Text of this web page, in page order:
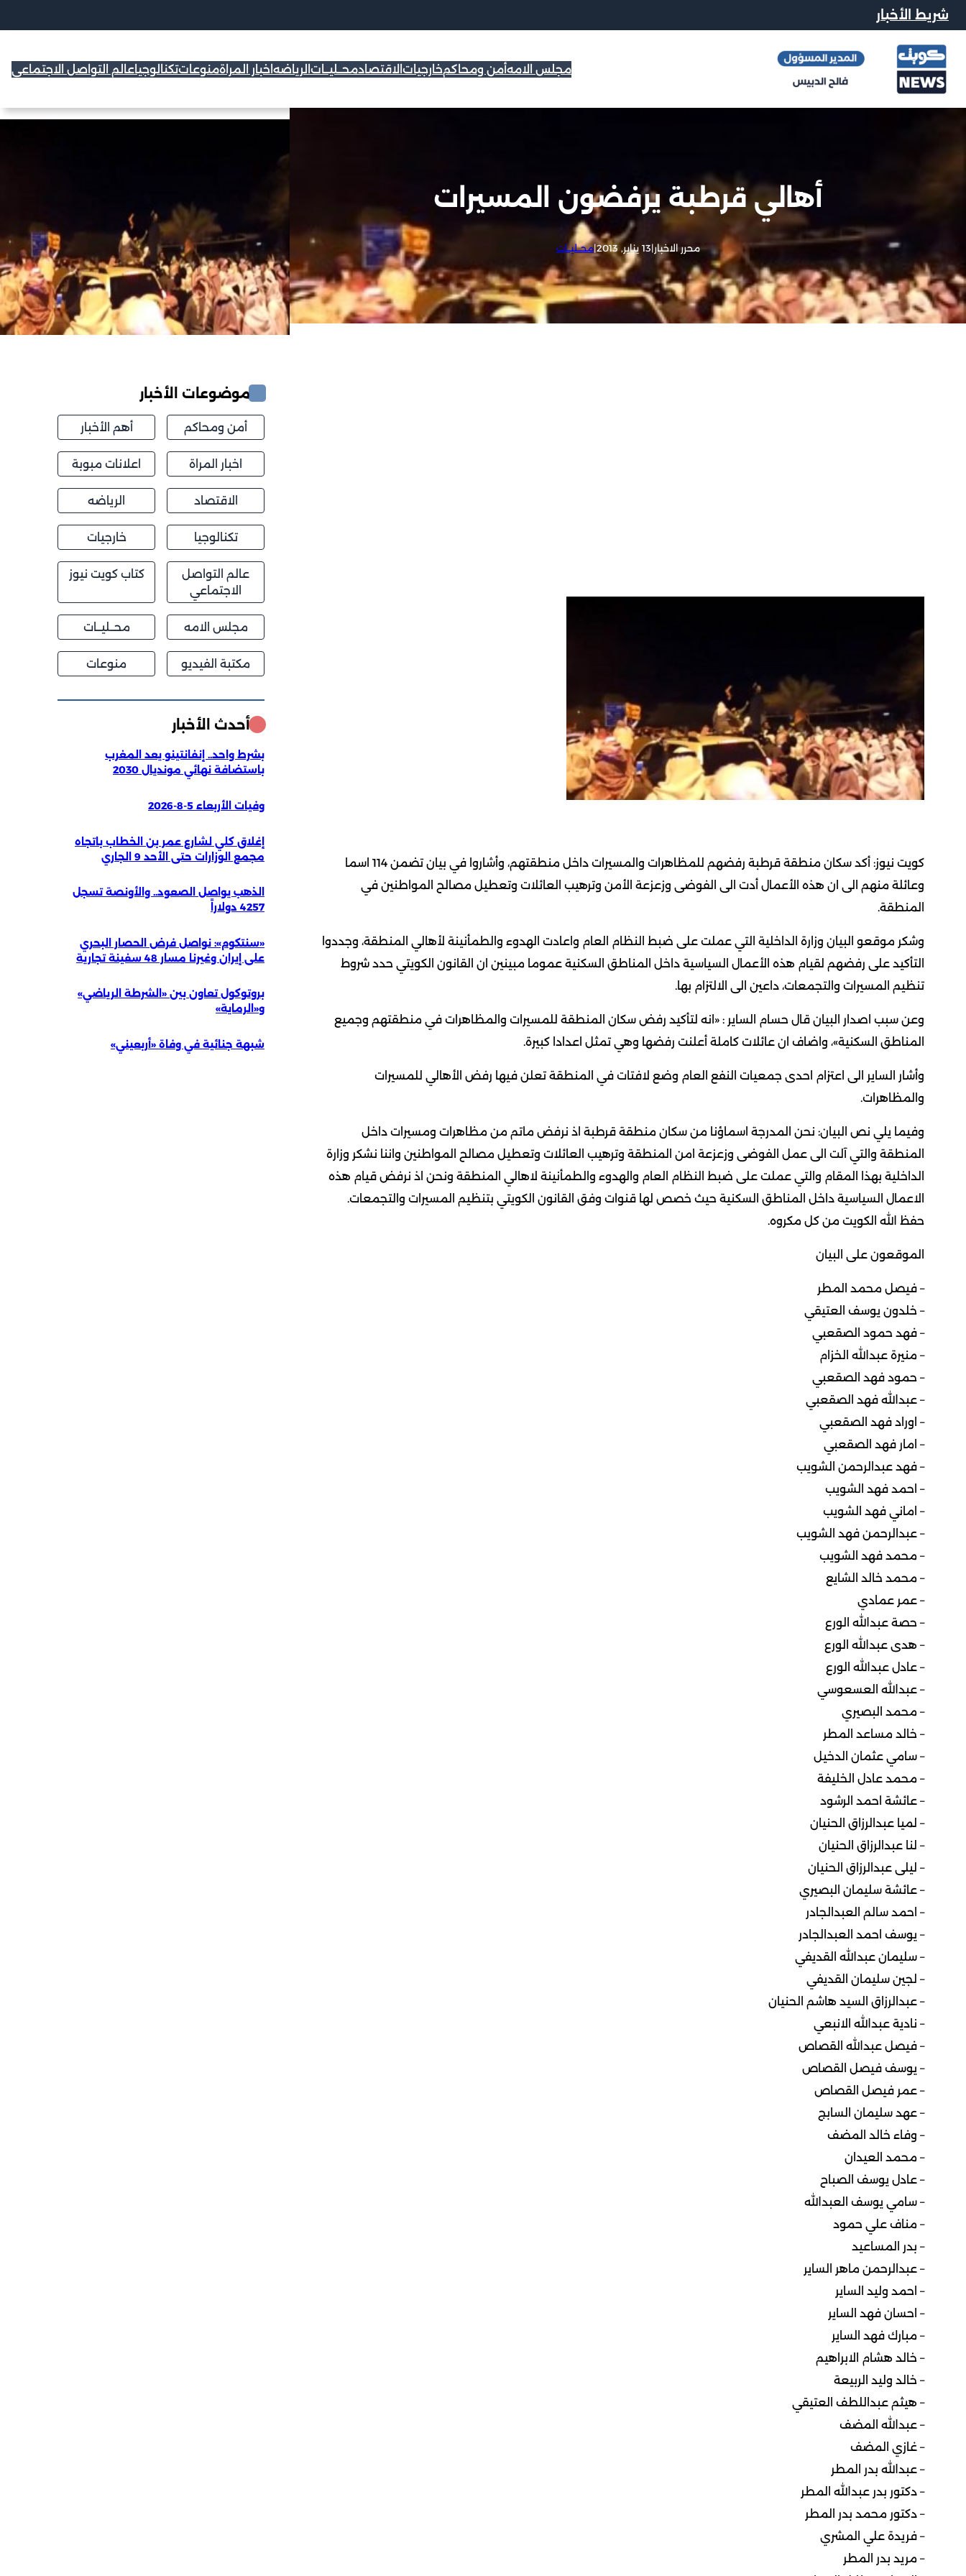
شريط الأخبار
مجلس الامهأمن ومحاكمخارجيات الاقتصادمحــليــات الرياضه اخبار المراةمنوعاتتكنالوجياعالم التواصل الاجتماعي
أهالي قرطبة يرفضون المسيرات
محرر الاخبار|13 يناير, 2013 |محــليــات
كويت نيوز: أكد سكان منطقة قرطبة رفضهم للمظاهرات والمسيرات داخل منطقتهم، وأشاروا في بيان تضمن 114 اسما
وعائلة منهم الى ان هذه الأعمال أدت الى الفوضى وزعزعة الأمن وترهيب العائلات وتعطيل مصالح المواطنين في
المنطقة.
وشكر موقعو البيان وزارة الداخلية التي عملت على ضبط النظام العام واعادت الهدوء والطمأنينة لأهالي المنطقة، وجددوا
التأكيد على رفضهم لقيام هذه الأعمال السياسية داخل المناطق السكنية عموما مبينين ان القانون الكويتي حدد شروط
تنظيم المسيرات والتجمعات، داعين الى الالتزام بها.
وعن سبب اصدار البيان قال حسام الساير : «انه لتأكيد رفض سكان المنطقة للمسيرات والمظاهرات في منطقتهم وجميع
المناطق السكنية»، واضاف ان عائلات كاملة أعلنت رفضها وهي تمثل اعدادا كبيرة.
وأشار الساير الى اعتزام احدى جمعيات النفع العام وضع لافتات في المنطقة تعلن فيها رفض الأهالي للمسيرات
والمظاهرات.
وفيما يلي نص البيان: نحن المدرجة اسماؤنا من سكان منطقة قرطبة اذ نرفض ماتم من مظاهرات ومسيرات داخل
المنطقة والتي آلت الى عمل الفوضى وزعزعة امن المنطقة وترهيب العائلات وتعطيل مصالح المواطنين واننا نشكر وزارة
الداخلية بهذا المقام والتي عملت على ضبط النظام العام والهدوء والطمأنينة لاهالي المنطقة ونحن اذ نرفض قيام هذه
الاعمال السياسية داخل المناطق السكنية حيث خصص لها قنوات وفق القانون الكويتي بتنظيم المسيرات والتجمعات.
حفظ الله الكويت من كل مكروه.
الموقعون على البيان
– فيصل محمد المطر
– خلدون يوسف العتيقي
– فهد حمود الصقعبي
– منيرة عبدالله الخزام
– حمود فهد الصقعبي
– عبدالله فهد الصقعبي
– اوراد فهد الصقعبي
– امار فهد الصقعبي
– فهد عبدالرحمن الشويب
– احمد فهد الشويب
– اماني فهد الشويب
– عبدالرحمن فهد الشويب
– محمد فهد الشويب
– محمد خالد الشايع
– عمر عمادي
– حصة عبدالله الورع
– هدى عبدالله الورع
– عادل عبدالله الورع
– عبدالله العسعوسي
– محمد البصيري
– خالد مساعد المطر
– سامي عثمان الدخيل
– محمد عادل الخليفة
– عائشة احمد الرشود
– لميا عبدالرزاق الحنيان
– لنا عبدالرزاق الحنيان
– ليلى عبدالرزاق الحنيان
– عائشة سليمان البصيري
– احمد سالم العبدالجادر
– يوسف احمد العبدالجادر
– سليمان عبدالله القديفي
– لجين سليمان القديفي
– عبدالرزاق السيد هاشم الحنيان
– نادية عبدالله الانبعي
– فيصل عبدالله القصاص
– يوسف فيصل القصاص
– عمر فيصل القصاص
– عهد سليمان السابج
– وفاء خالد المضف
– محمد العيدان
– عادل يوسف الصباح
– سامي يوسف العبدالله
– مناف علي حمود
– بدر المساعيد
– عبدالرحمن ماهر الساير
– احمد وليد الساير
– احسان فهد الساير
– مبارك فهد الساير
– خالد هشام الابراهيم
– خالد وليد الربيعة
– هيثم عبداللطف العتيقي
– عبدالله المضف
– غازي المضف
– عبدالله بدر المطر
– دكتور بدر عبدالله المطر
– دكتور محمد بدر المطر
– فريدة علي المشري
– مريد بدر المطر
موضوعات الأخبار
أمن ومحاكم أهم الأخبار
اخبار المراة اعلانات مبوبة
الاقتصاد الرياضه
تكنالوجيا خارجيات
عالم التواصل
الاجتماعي
كتاب كويت نيوز
مجلس الامه محــليــات
مكتبة الفيديو منوعات
أحدث الأخبار
بشرط واحد.. إنفانتينو يعد المغرب
باستضافة نهائي مونديال 2030
وفيات الأربعاء 5-8-2026
إغلاق كلي لشارع عمر بن الخطاب باتجاه
مجمع الوزارات حتى الأحد 9 الجاري
الذهب يواصل الصعود.. والأونصة تسجل
4257 دولاراً
«سنتكوم»: نواصل فرض الحصار البحري
على إيران وغيرنا مسار 48 سفينة تجارية
بروتوكول تعاون بين «الشرطة الرياضي»
و«الرماية»
شبهة جنائية في وفاة «أربعيني»